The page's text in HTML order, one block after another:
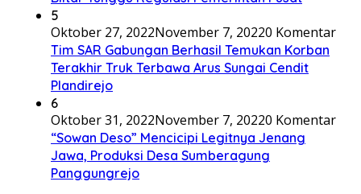
5
Oktober 27, 2022November 7, 20220 Komentar
Tim SAR Gabungan Berhasil Temukan Korban
Terakhir Truk Terbawa Arus Sungai Cendit
Plandirejo
6
Oktober 31, 2022November 7, 20220 Komentar
“Sowan Deso” Mencicipi Legitnya Jenang
Jawa, Produksi Desa Sumberagung
Panggungrejo